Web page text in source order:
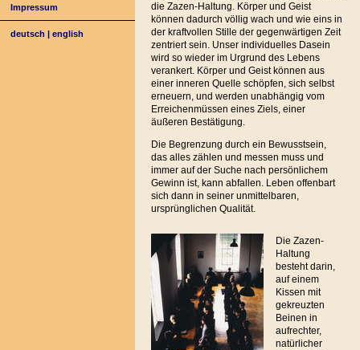
Impressum
deutsch |english
die Zazen-Haltung. Körper und Geist
können dadurch völlig wach und wie eins in
der kraftvollen Stille der gegenwärtigen Zeit
zentriert sein. Unser individuelles Dasein
wird so wieder im Urgrund des Lebens
verankert. Körper und Geist können aus
einer inneren Quelle schöpfen, sich selbst
erneuern, und werden unabhängig vom
Erreichenmüssen eines Ziels, einer
äußeren Bestätigung.
Die Begrenzung durch ein Bewusstsein,
das alles zählen und messen muss und
immer auf der Suche nach persönlichem
Gewinn ist, kann abfallen. Leben offenbart
sich dann in seiner unmittelbaren,
ursprünglichen Qualität.
Die Zazen-
Haltung
besteht darin,
auf einem
Kissen mit
gekreuzten
Beinen in
aufrechter,
natürlicher